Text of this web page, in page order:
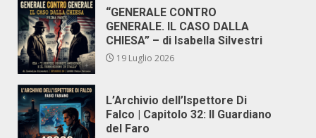
“GENERALE CONTRO
GENERALE. IL CASO DALLA
CHIESA” – di Isabella Silvestri
19 Luglio 2026
L’Archivio dell’Ispettore Di
Falco | Capitolo 32: Il Guardiano
del Faro